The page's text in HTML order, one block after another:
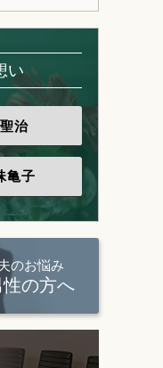
い
治
亀子
のお悩み
性の方へ